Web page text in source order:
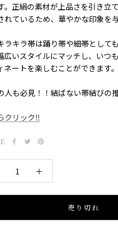
。正絹の素材が上品さを引き立
れているため、華やかな印象を与
ラキラ帯は踊り帯や細帯として
広いスタイルにマッチし、いつ
ネートを楽しむことができます。
人も必見！！結ばない帯結びの
クリック‼
売り切れ